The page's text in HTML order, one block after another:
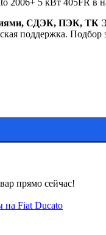
СДЭК, ПЭК, ТК
поддержка. Подбор
прямо сейчас!
на Fiat Ducato